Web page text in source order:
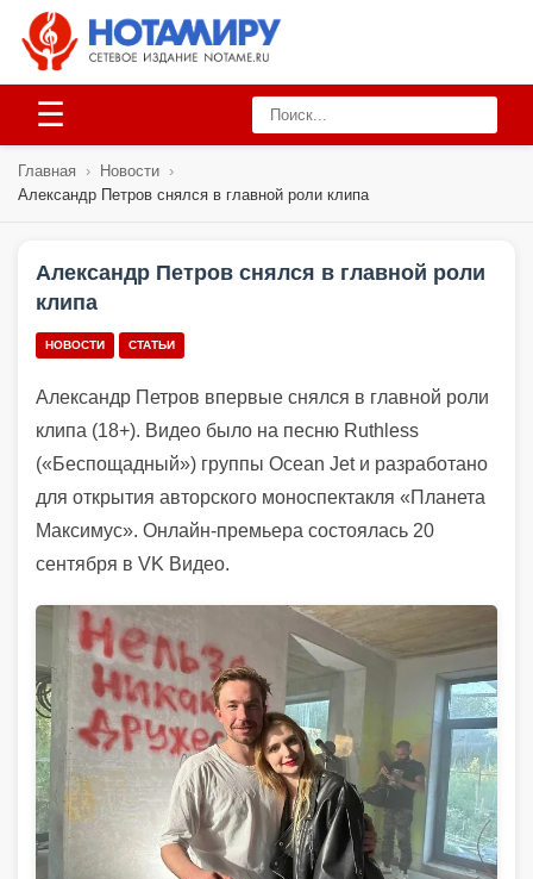
☰
Главная › Новости ›
Александр Петров снялся в главной роли клипа
Александр Петров снялся в главной роли
клипа
НОВОСТИ СТАТЬИ
Александр Петров впервые снялся в главной роли
клипа (18+). Видео было на песню Ruthless
(«Беспощадный») группы Ocean Jet и разработано
для открытия авторского моноспектакля «Планета
Максимус». Онлайн-премьера состоялась 20
сентября в VK Видео.